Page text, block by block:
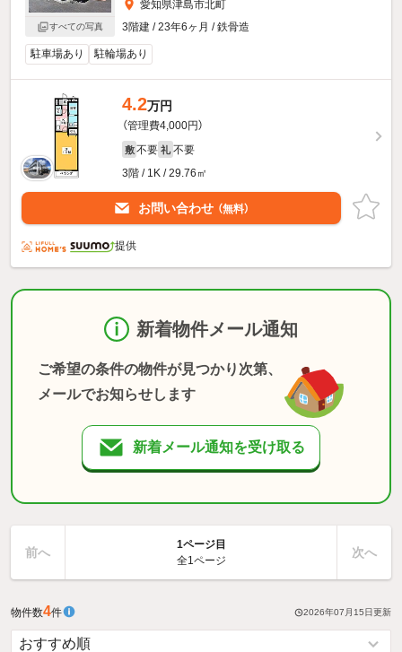
すべての写真
愛知県津島市北町
3階建 / 23年6ヶ月 / 鉄骨造
駐車場あり 駐輪場あり
4.2万円
（管理費4,000円）
敷 不要 礼 不要
3階 / 1K / 29.76㎡
お問い合わせ （無料）
提供
新着物件メール通知
ご希望の条件の物件が見つかり次第、
メールでお知らせします
新着メール通知を受け取る
前へ
1ページ目
全1ページ
次へ
物件数4件 2026年07月15日更新